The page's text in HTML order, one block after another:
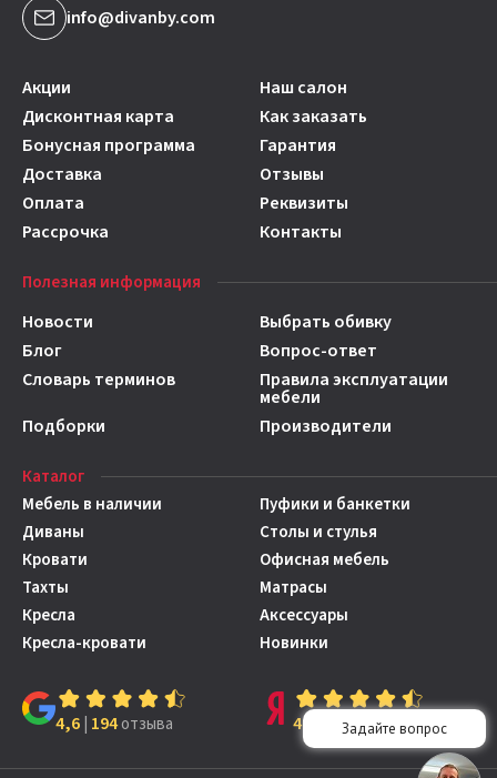
info@divanby.com
Акции
Наш салон
Дисконтная карта
Как заказать
Бонусная программа
Гарантия
Доставка
Отзывы
Оплата
Реквизиты
Рассрочка
Контакты
Полезная информация
Новости
Выбрать обивку
Блог
Вопрос-ответ
Словарь терминов
Правила эксплуатации
мебели
Подборки
Производители
Каталог
Мебель в наличии
Диваны
Кровати
Тахты
Кресла
Кресла-кровати
Пуфики и банкетки
Столы и стулья
Офисная мебель
Матрасы
Аксессуары
Новинки
4,6| 194отзыва 4,7 149отзывов